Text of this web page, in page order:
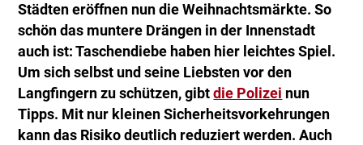
Städten eröffnen nun die Weihnachtsmärkte. So
schön das muntere Drängen in der Innenstadt
auch ist: Taschendiebe haben hier leichtes Spiel.
Um sich selbst und seine Liebsten vor den
Langfingern zu schützen, gibtdie Polizei nun
Tipps. Mit nur kleinen Sicherheitsvorkehrungen
kann das Risiko deutlich reduziert werden. Auch